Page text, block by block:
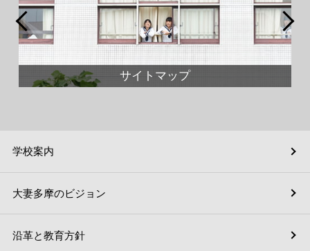
サイトマップ
学校案内
大妻多摩のビジョン
沿革と教育方針